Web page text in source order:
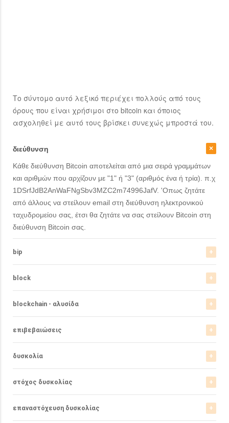
Το σύντομο αυτό λεξικό περιέχει πολλούς από τους
όρους που είναι χρήσιμοι στο bitcoin και όποιος
ασχοληθεί με αυτό τους βρίσκει συνεχώς μπροστά του.
διεύθυνση
Κάθε διεύθυνση Bitcoin αποτελείται από μια σειρά γραμμάτων
και αριθμών που αρχίζουν με "1" ή "3" (αριθμός ένα ή τρία). π.χ
1DSrfJdB2AnWaFNgSbv3MZC2m74996JafV. 'Οπως ζητάτε
από άλλους να στείλουν email στη διεύθυνση ηλεκτρονικού
ταχυδρομείου σας, έτσι θα ζητάτε να σας στείλουν Bitcoin στη
διεύθυνση Bitcoin σας.
bip
block
blockchain - αλυσίδα
επιβεβαιώσεις
δυσκολία
στόχος δυσκολίας
επαναστόχευση δυσκολίας